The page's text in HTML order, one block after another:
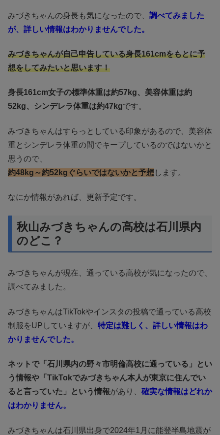
みづきちゃんの身長も気になったので、 調べてみました
が、詳しい情報はわかりませんでした。
みづきちゃんが自己申告している身長161cmをもとに予
想をしてみたいと思います！
身長161cm女子の標準体重は約57kg、美容体重は約
52kg、シンデレラ体重は約47kgです。
みづきちゃんはすらっとしている印象があるので、美容体
重とシンデレラ体重の間でキープしているのではないかと
思うので、
約48kg～約52kgぐらいではないかと予想 します。
なにか情報があれば、更新予定です。
秋山みづきちゃんの高校は石川県内
のどこ？
みづきちゃんが現在、通っている高校が気になったので、
調べてみました。
みづきちゃんはTikTokやインスタの投稿で通っている高校
制服をUPしていますが、 特定は難しく、詳しい情報はわ
かりませんでした。
ネットで「石川県内の野々市明倫高校に通っている」とい
う情報や「TikTokでみづきちゃん本人が東京に住んでい
ると言っていた」という情報があり、 確実な情報はどれか
はわかりません。
みづきちゃんは石川県出身で2024年1月に能登半島地震が